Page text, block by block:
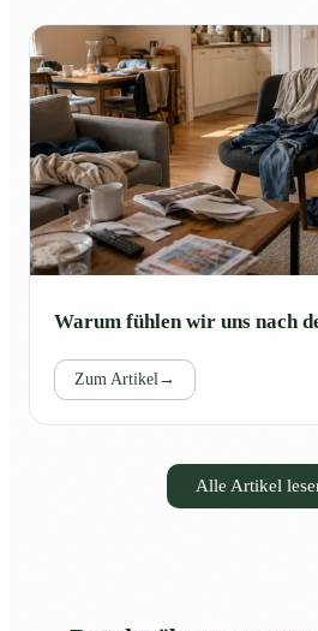
Warum fühlen wir uns nach
Zum Artikel→
Alle Artikel